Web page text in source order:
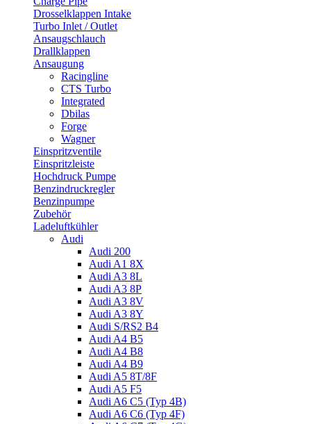
Drosselklappen Intake
Turbo Inlet / Outlet
Ansaugschlauch
Drallklappen
Ansaugung
Racingline
CTS Turbo
Integrated
Dbilas
Forge
Wagner
Einspritzventile
Einspritzleiste
Hochdruck Pumpe
Benzindruckregler
Benzinpumpe
Zubehör
Ladeluftkühler
Audi
Audi 200
Audi A1 8X
Audi A3 8L
Audi A3 8P
Audi A3 8V
Audi A3 8Y
Audi S/RS2 B4
Audi A4 B5
Audi A4 B8
Audi A4 B9
Audi A5 8T/8F
Audi A5 F5
Audi A6 C5 (Typ 4B)
Audi A6 C6 (Typ 4F)